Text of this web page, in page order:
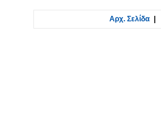
Αρχ. Σελίδα